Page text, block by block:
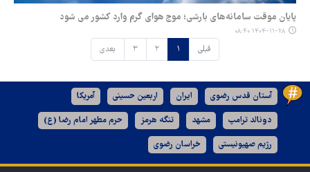
پایان موقت سامانه‌های بارشی؛ موج هوای گرم وارد کشور می شود
۱۴۰۴-۱۱-۲۸ ۰۸:۴۰
قبلی ۱ ۲ ۳ بعدی
آستان قدس رضوی ایران اربعین حسینی آمریکا
دونالد ترامپ مشهد تنگه هرمز حرم مطهر امام رضا (ع)
رژیم صهیونیستی خراسان رضوی